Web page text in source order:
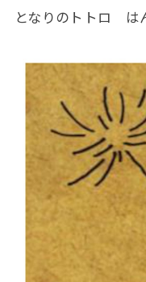
となりのトトロ は